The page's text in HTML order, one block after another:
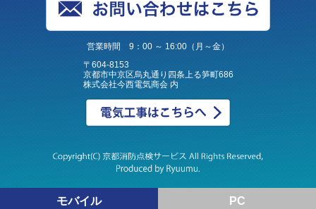
営業時間 9：00 ～ 16:00（月～金）
〒604-8153
京都市中京区烏丸通り四条上る笋町686
株式会社今西電気商会 内
モバイル PC